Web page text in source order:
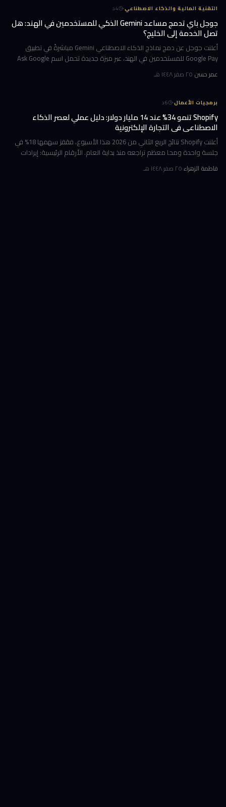
التقنية المالية والذكاء الاصطناعي·
4د
جوجل باي تدمج مساعد Gemini الذكي للمستخدمين في الهند: هل
تصل الخدمة إلى الخليج؟
أعلنت جوجل عن دمج نماذج الذكاء الاصطناعي Gemini مباشرةً في تطبيق
Google Pay للمستخدمين في الهند، عبر ميزة جديدة تحمل اسم Ask Google
عمر حسن·٢٥ صفر ١٤٤٨ هـ
برمجيات الأعمال·
6د
Shopify تنمو 34% عند 14 مليار دولار: دليل عملي لعصر الذكاء
الاصطناعي في التجارة الإلكترونية
أعلنت Shopify نتائج الربع الثاني من 2026 هذا الأسبوع، فقفز سهمها 18% في
جلسة واحدة ومحا معظم تراجعه منذ بداية العام. الأرقام الرئيسية: إيرادات
ربعية 3.58 مليار دولار بنمو 34%، وحجم بضائع إجمالي GMV بل
فاطمة الزهراء·٢٥ صفر ١٤٤٨ هـ